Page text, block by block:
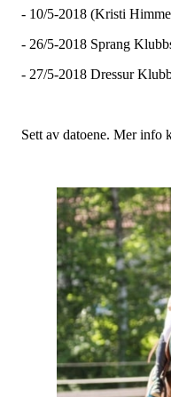
- 10/5-2018 (Kristi
- 26/5-2018 Sprang
- 27/5-2018 Dressur
Sett av datoene. Mer info